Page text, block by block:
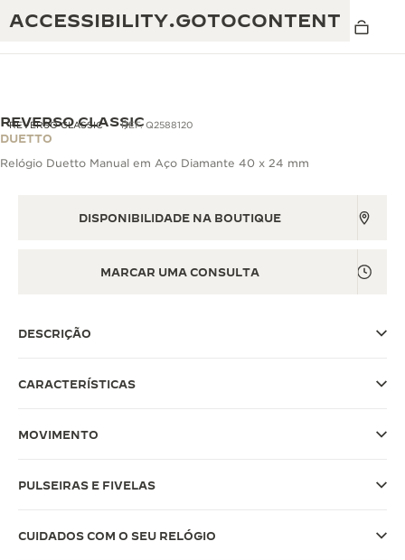
ACCESSIBILITY.GOTOCONTENT
GARANTIA DO ATMOS
THE GOLDEN RATIO MUSICAL SHOW
O REVERSO 1931 CAFÉ
THE REVERSO STORIES
THE SOUND MAKER
CRIATIVIDADE: MAIS DE 430 PATENTES
REVERSO CLASSIC REF. Q2588120
REVERSO CLASSIC
DUETTO
Relógio Duetto Manual em Aço Diamante 40 x 24 mm
DISPONIBILIDADE NA BOUTIQUE
MARCAR UMA CONSULTA
DESCRIÇÃO
CARACTERÍSTICAS
MOVIMENTO
PULSEIRAS E FIVELAS
CUIDADOS COM O SEU RELÓGIO